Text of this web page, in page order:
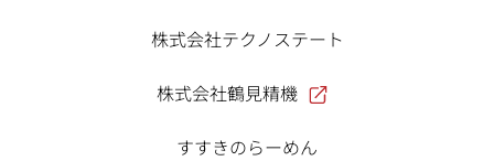
株式会社テクノステート
株式会社鶴見精機
すすきのらーめん